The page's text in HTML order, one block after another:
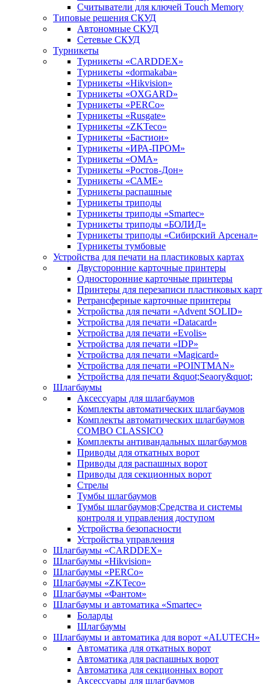
Считыватели для ключей Touch Memory
Типовые решения СКУД
Автономные СКУД
Сетевые СКУД
Турникеты
Турникеты «CARDDEX»
Турникеты «dormakaba»
Турникеты «Hikvision»
Турникеты «OXGARD»
Турникеты «PERCo»
Турникеты «Rusgate»
Турникеты «ZKTeco»
Турникеты «Бастион»
Турникеты «ИРА-ПРОМ»
Турникеты «ОМА»
Турникеты «Ростов-Дон»
Турникеты «САМЕ»
Турникеты распашные
Турникеты триподы
Турникеты триподы «Smartec»
Турникеты триподы «БОЛИД»
Турникеты триподы «Сибирский Арсенал»
Турникеты тумбовые
Устройства для печати на пластиковых картах
Двусторонние карточные принтеры
Односторонние карточные принтеры
Принтеры для перезаписи пластиковых карт
Ретрансферные карточные принтеры
Устройства для печати «Advent SOLID»
Устройства для печати «Datacard»
Устройства для печати «Evolis»
Устройства для печати «IDP»
Устройства для печати «Magicard»
Устройства для печати «POINTMAN»
Устройства для печати &quot;Seaory&quot;
Шлагбаумы
Аксессуары для шлагбаумов
Комплекты автоматических шлагбаумов
Комплекты автоматических шлагбаумов
COMBO CLASSICO
Комплекты антивандальных шлагбаумов
Приводы для откатных ворот
Приводы для распашных ворот
Приводы для секционных ворот
Стрелы
Тумбы шлагбаумов
Тумбы шлагбаумов;Средства и системы
контроля и управления доступом
Устройства безопасности
Устройства управления
Шлагбаумы «CARDDEX»
Шлагбаумы «Hikvision»
Шлагбаумы «PERCo»
Шлагбаумы «ZKTeco»
Шлагбаумы «Фантом»
Шлагбаумы и автоматика «Smartec»
Боларды
Шлагбаумы
Шлагбаумы и автоматика для ворот «ALUTECH»
Автоматика для откатных ворот
Автоматика для распашных ворот
Автоматика для секционных ворот
Аксессуары для шлагбаумов